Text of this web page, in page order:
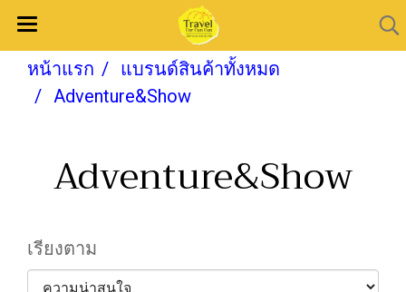
หน้าแรก
แบรนด์สินค้าทั้งหมด
Adventure&Show
Adventure&Show
เรียงตาม